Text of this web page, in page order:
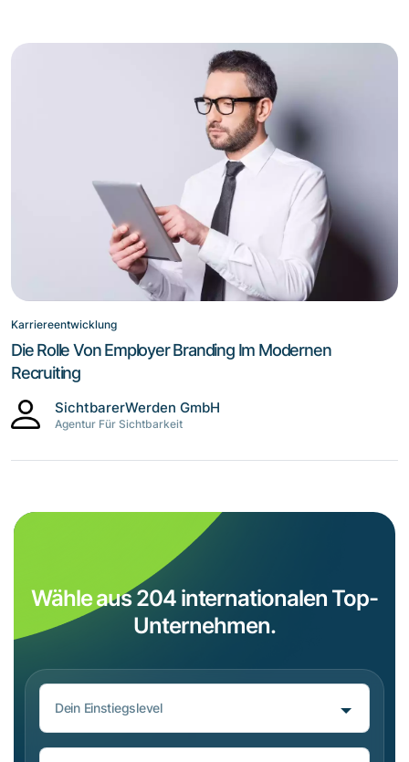
Karriereentwicklung
Die Rolle Von Employer Branding Im Modernen
Recruiting
SichtbarerWerden GmbH
Agentur Für Sichtbarkeit
Wähle aus 204 internationalen Top-
Unternehmen.
Dein Einstiegslevel